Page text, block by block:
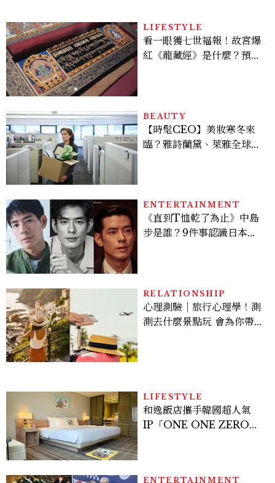
LIFESTYLE
看一眼獲七世福報！故宮爆
紅《龍藏經》是什麼？預約
BEAUTY
【時髦CEO】美妝寒冬來
臨？雅詩蘭黛、萊雅全球裁
ENTERTAINMENT
《直到T恤乾了為止》中島
步是誰？9件事認識日本
RELATIONSHIP
心理測驗｜旅行心理學！測
測去什麼景點玩 會為你帶來
LIFESTYLE
和逸飯店攜手韓國超人氣
IP「ONE ONE ZERO
ENTERTAINMENT